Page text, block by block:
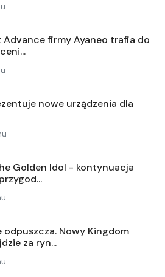
Advance firmy Ayaneo trafia do
nowe urządzenia dla
Golden Idol - kontynuacja
odpuszcza. Nowy Kingdom
za ryn...